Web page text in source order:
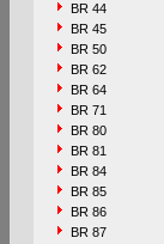
BR 44
BR 45
BR 50
BR 62
BR 64
BR 71
BR 80
BR 81
BR 84
BR 85
BR 86
BR 87